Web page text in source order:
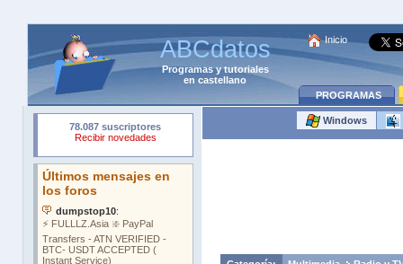
ABCdatos
Programasytutoriales
en castellano
Inicio
PROGRAMAS
Windows